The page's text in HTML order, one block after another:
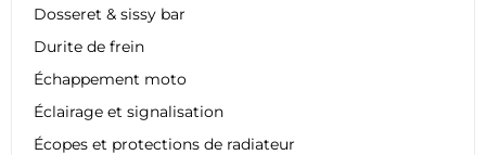
Dosseret & sissy bar
Durite de frein
Échappement moto
Éclairage et signalisation
Écopes et protections de radiateur